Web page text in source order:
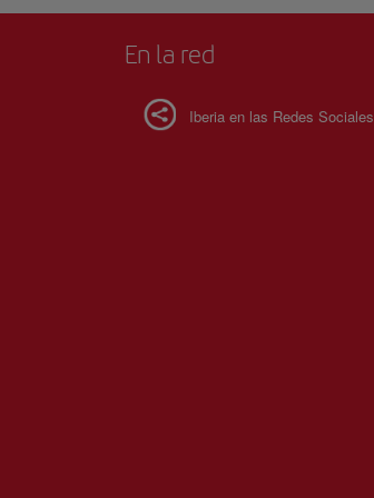
En la red
Iberia en las Redes Sociales